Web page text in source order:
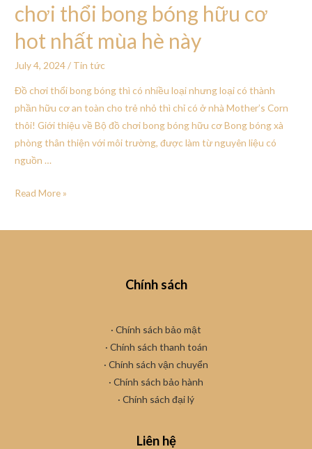
chơi thổi bong bóng hữu cơ
hot nhất mùa hè này
July 4, 2024/ Tin tức
Đồ chơi thổi bong bóng thì có nhiều loại nhưng loại có thành
phần hữu cơ an toàn cho trẻ nhỏ thì chỉ có ở nhà Mother’s Corn
thôi! Giới thiệu về Bộ đồ chơi bong bóng hữu cơ Bong bóng xà
phòng thân thiện với môi trường, được làm từ nguyên liệu có
nguồn …
Read More »
Chính sách
· Chính sách bảo mật
· Chính sách thanh toán
· Chính sách vận chuyển
· Chính sách bảo hành
· Chính sách đại lý
Liên hệ